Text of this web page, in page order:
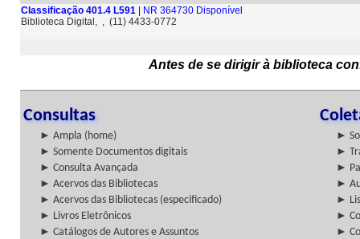
Classificação 401.4 L591 | NR 364730 Disponível
Biblioteca Digital, , (11) 4433-0772
Antes de se dirigir à biblioteca
Consultas
► Ampla (home)
►
► Somente Documentos digitais
►
► Consulta Avançada
►
► Acervos das Bibliotecas
►
► Acervos das Bibliotecas (especificado)
►
► Livros Eletrônicos
►
► Catálogos de Autores e Assuntos
►